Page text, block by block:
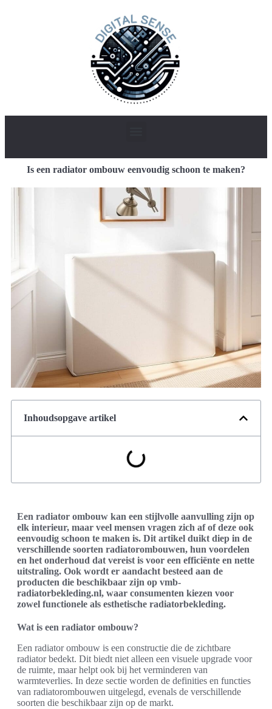
Is een radiator ombouw eenvoudig schoon te maken?
Inhoudsopgave artikel
Een radiator ombouw kan een stijlvolle aanvulling zijn op
elk interieur, maar veel mensen vragen zich af of deze ook
eenvoudig schoon te maken is. Dit artikel duikt diep in de
verschillende soorten radiatorombouwen, hun voordelen
en het onderhoud dat vereist is voor een efficiënte en nette
uitstraling. Ook wordt er aandacht besteed aan de
producten die beschikbaar zijn op vmb-
radiatorbekleding.nl, waar consumenten kiezen voor
zowel functionele als esthetische radiatorbekleding.
Wat is een radiator ombouw?
Een radiator ombouw is een constructie die de zichtbare
radiator bedekt. Dit biedt niet alleen een visuele upgrade voor
de ruimte, maar helpt ook bij het verminderen van
warmteverlies. In deze sectie worden de definities en functies
van radiatorombouwen uitgelegd, evenals de verschillende
soorten die beschikbaar zijn op de markt.